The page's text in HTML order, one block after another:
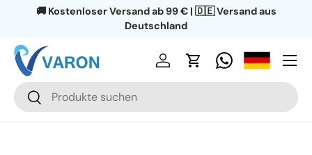
🚚 Kostenloser Versand ab 99 € | 🇩🇪 Versand aus
Deutschland
Suchen
Suchen
EinloggenEinkaufswagen
Menü